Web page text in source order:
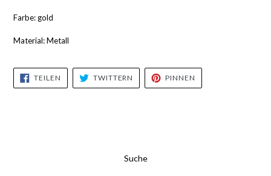
Farbe: gold
Material: Metall
TEILEN
FACEBOOK
TEILEN
TWITTERN
TWITTER
TWITTERN
PINNEN
PINNEN
Suche